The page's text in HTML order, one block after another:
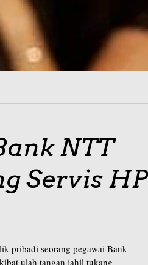
NTT
Servis HP
pribadi seorang pegawai Bank
ulah tangan jahil tukang